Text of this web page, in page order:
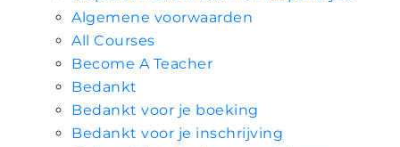
Algemene voorwaarden
All Courses
Become A Teacher
Bedankt
Bedankt voor je boeking
Bedankt voor je inschrijving